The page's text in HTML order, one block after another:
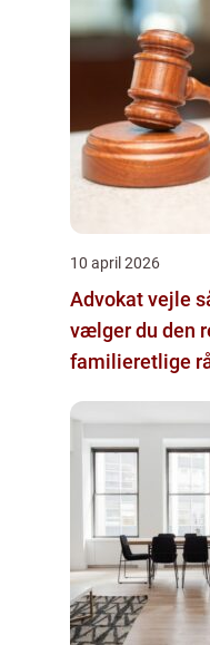
10 april 2026
Advokat vejle sådan
vælger du den
familieretlige